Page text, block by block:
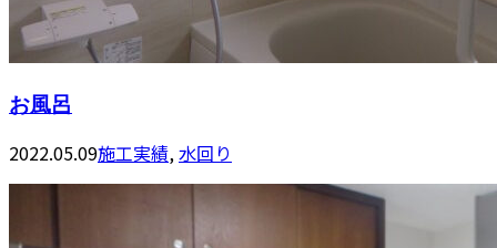
お風呂
2022.05.09施工実績,水回り